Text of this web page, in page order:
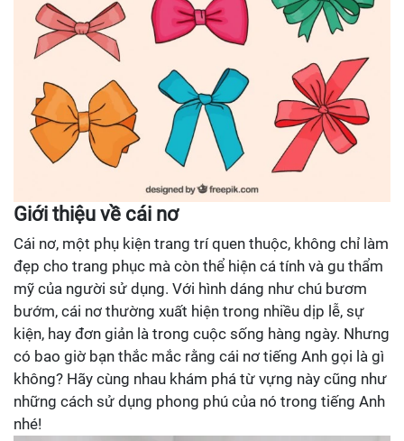
Giới thiệu về cái nơ
Cái nơ, một phụ kiện trang trí quen thuộc, không chỉ làm
đẹp cho trang phục mà còn thể hiện cá tính và gu thẩm
mỹ của người sử dụng. Với hình dáng như chú bươm
bướm, cái nơ thường xuất hiện trong nhiều dịp lễ, sự
kiện, hay đơn giản là trong cuộc sống hàng ngày. Nhưng
có bao giờ bạn thắc mắc rằng cái nơ tiếng Anh gọi là gì
không? Hãy cùng nhau khám phá từ vựng này cũng như
những cách sử dụng phong phú của nó trong tiếng Anh
nhé!